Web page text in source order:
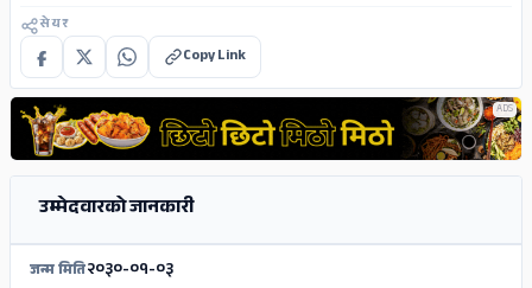
सेयर
Copy Link
ADS
उम्मेदवारको जानकारी
जन्म मिति२०३०-०१-०३